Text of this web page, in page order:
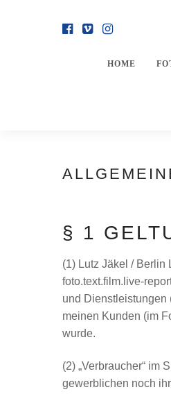
HOME
§ 1
(1) Lutz Jäkel / Berlin
foto.text.film.live-
und Dienstleistungen
meinen Kunden (im
wurde.
(2) „Verbraucher“
gewerblichen noch